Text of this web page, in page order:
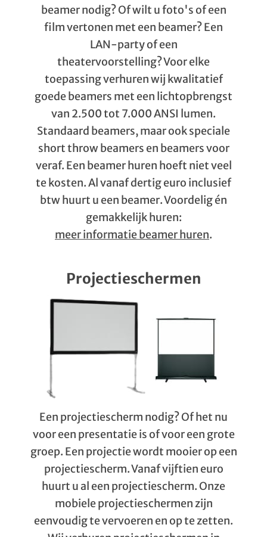
beamer nodig? Of wilt u foto's of een
film vertonen met een beamer? Een
LAN-party of een
theatervoorstelling? Voor elke
toepassing verhuren wij kwalitatief
goede beamers met een lichtopbrengst
van 2.500 tot 7.000 ANSI lumen.
Standaard beamers, maar ook speciale
short throw beamers en beamers voor
veraf. Een beamer huren hoeft niet veel
te kosten. Al vanaf dertig euro inclusief
btw huurt u een beamer. Voordelig én
gemakkelijk huren:
meer informatie beamer huren.
Projectieschermen
Een projectiescherm nodig? Of het nu
voor een presentatie is of voor een grote
groep. Een projectie wordt mooier op een
projectiescherm. Vanaf vijftien euro
huurt u al een projectiescherm. Onze
mobiele projectieschermen zijn
eenvoudig te vervoeren en op te zetten.